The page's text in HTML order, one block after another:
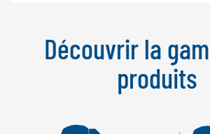
Découvrir la
produits